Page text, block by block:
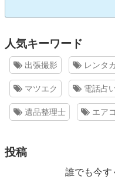
人気キーワード
出張撮影 レンタ
マツエク 電話占
遺品整理士 エア
投稿
誰でも今す